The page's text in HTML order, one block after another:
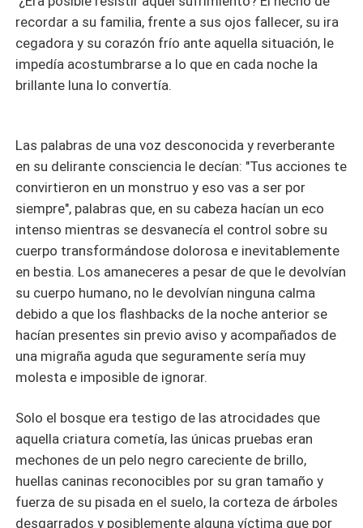
recordar a su familia, frente a sus ojos fallecer, su ira
cegadora y su corazón frío ante aquella situación, le
impedía acostumbrarse a lo que en cada noche la
brillante luna lo convertía.
Las palabras de una voz desconocida y reverberante
en su delirante consciencia le decían: "Tus acciones te
convirtieron en un monstruo y eso vas a ser por
siempre", palabras que, en su cabeza hacían un eco
intenso mientras se desvanecía el control sobre su
cuerpo transformándose dolorosa e inevitablemente
en bestia. Los amaneceres a pesar de que le devolvían
su cuerpo humano, no le devolvían ninguna calma
debido a que los flashbacks de la noche anterior se
hacían presentes sin previo aviso y acompañados de
una migraña aguda que seguramente sería muy
molesta e imposible de ignorar.
Solo el bosque era testigo de las atrocidades que
aquella criatura cometía, las únicas pruebas eran
mechones de un pelo negro careciente de brillo,
huellas caninas reconocibles por su gran tamaño y
fuerza de su pisada en el suelo, la corteza de árboles
desgarrados y posiblemente alguna víctima que por